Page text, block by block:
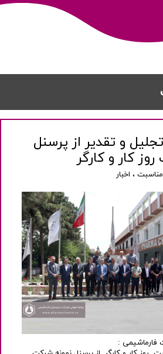
و تقدیر از پرسنل
کار و کارگر
مناسبت ، اخبار
فارماشیمی :